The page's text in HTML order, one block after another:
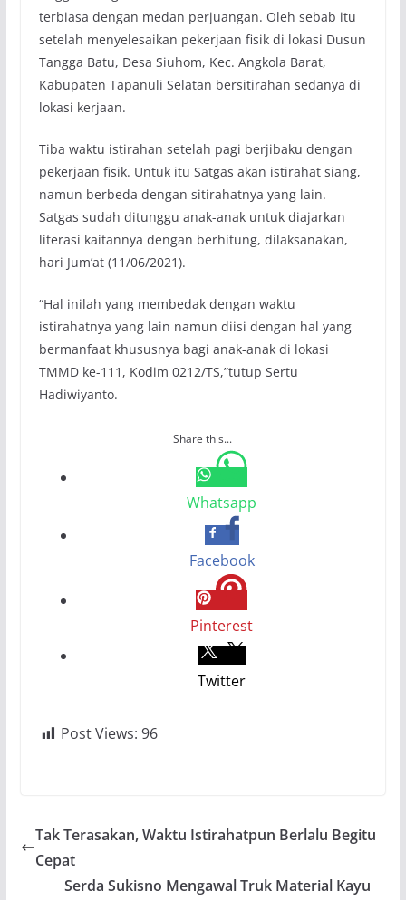
terbiasa dengan medan perjuangan. Oleh sebab itu
setelah menyelesaikan pekerjaan fisik di lokasi Dusun
Tangga Batu, Desa Siuhom, Kec. Angkola Barat,
Kabupaten Tapanuli Selatan bersitirahan sedanya di
lokasi kerjaan.
Tiba waktu istirahan setelah pagi berjibaku dengan
pekerjaan fisik. Untuk itu Satgas akan istirahat siang,
namun berbeda dengan sitirahatnya yang lain.
Satgas sudah ditunggu anak-anak untuk diajarkan
literasi kaitannya dengan berhitung, dilaksanakan,
hari Jum’at (11/06/2021).
“Hal inilah yang membedak dengan waktu
istirahatnya yang lain namun diisi dengan hal yang
bermanfaat khususnya bagi anak-anak di lokasi
TMMD ke-111, Kodim 0212/TS,”tutup Sertu
Hadiwiyanto.
Share this...
Whatsapp
Facebook
Pinterest
Twitter
Post Views: 96
Tak Terasakan, Waktu Istirahatpun Berlalu Begitu
Cepat
Serda Sukisno Mengawal Truk Material Kayu